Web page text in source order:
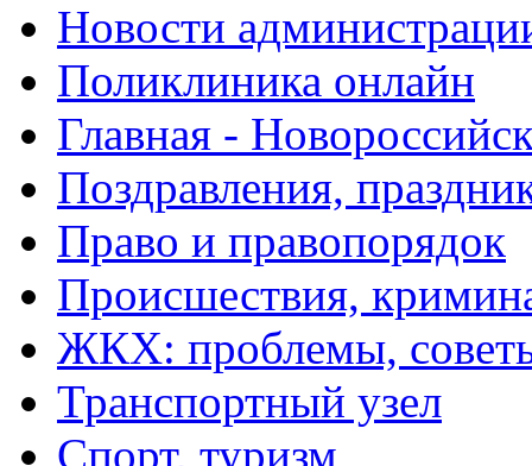
Новости
Поликлиника онлайн
Главная -
Поздравления,
Право и правопорядок
Происшествия,
ЖКХ: проблемы,
Транспортный узел
Спорт, туризм